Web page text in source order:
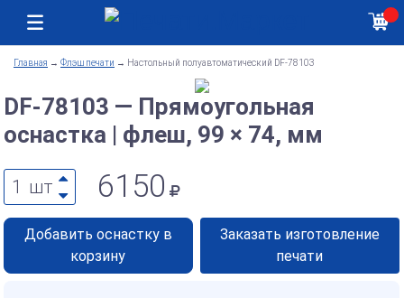
Главная → Флэш печати → Настольный полуавтоматический DF-78103
DF-78103 — Прямоугольная
оснастка | флеш, 99 × 74, мм
1 шт 6150
Добавить оснастку в
корзину
Заказать изготовление
печати